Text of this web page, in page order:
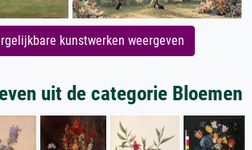
kunstwerken weergeven
uit de categorie Bloemen